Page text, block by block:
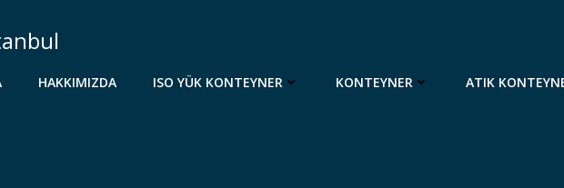
HAKKIMIZDA ISO YÜK KONTEYNER KONTEYNER ATIK